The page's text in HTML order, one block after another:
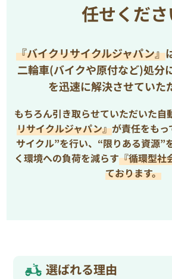
任せくだ
『バイクリサイクルジャパン』
二輪車(バイクや原付など)処分
を迅速に解決させていた
もちろん引き取らせていただいた自
リサイクルジャパン』が責任をもっ
サイクル”を行い、 “限りある資源”
く環境への負荷を減らす『循環型社
ております。
選ばれる理由